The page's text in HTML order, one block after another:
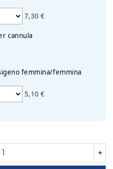
7,30 €
cannula
femmina/femmina
5,10 €
+